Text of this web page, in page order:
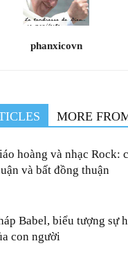
phanxicovn
MORE
hoàng và nhạc Rock:
và bất đồng thuận
Babel, biểu tượng sự
con người